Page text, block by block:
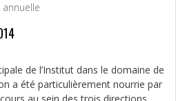
annuelle
de l’Institut dans le domaine de
a été particulièrement nourrie par